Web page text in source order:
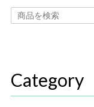
Category